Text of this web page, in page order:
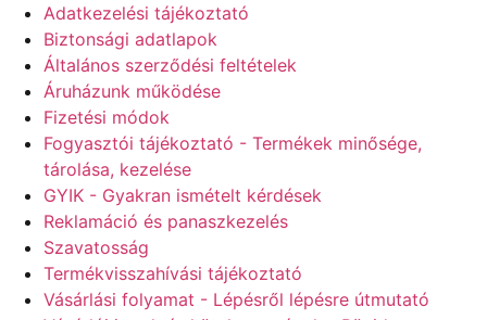
Adatkezelési tájékoztató
Biztonsági adatlapok
Általános szerződési feltételek
Áruházunk működése
Fizetési módok
Fogyasztói tájékoztató - Termékek minősége,
tárolása, kezelése
GYIK - Gyakran ismételt kérdések
Reklamáció és panaszkezelés
Szavatosság
Termékvisszahívási tájékoztató
Vásárlási folyamat - Lépésről lépésre útmutató